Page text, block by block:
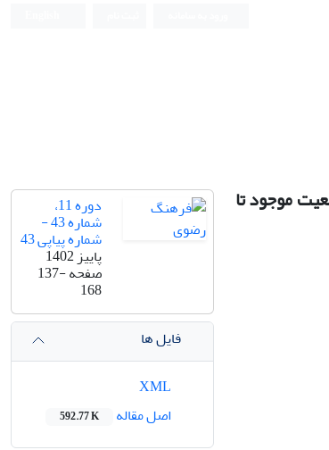
موجود تا دوره 11،
شماره 43 -
شماره پیاپی 43
پاییز 1402
صفحه137-
168
فایل ها
اصل مقاله
592.77 K